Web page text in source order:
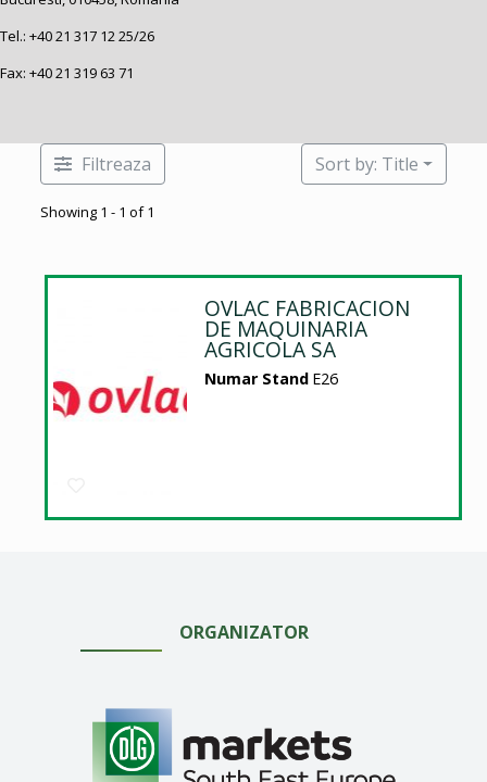
Tel.: +40 21 317 12 25/26
Fax: +40 21 319 63 71
Filtreaza
Showing 1 - 1 of 1
Sort by: Title
OVLAC FABRICACION
DE MAQUINARIA
AGRICOLA SA
Numar Stand E26
ORGANIZATOR